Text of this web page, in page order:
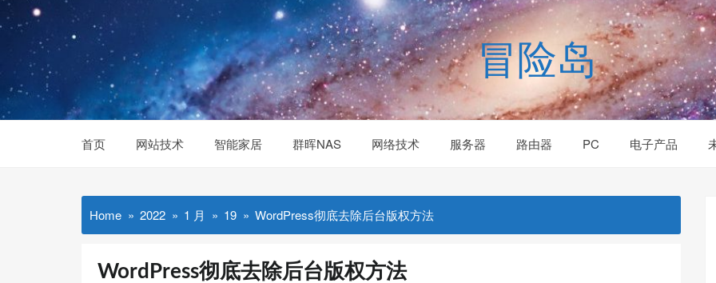
Skip
to
content
冒险岛
首页 网站技术 智能家居 群晖NAS 网络技术 服务器 路由器 PC 电子产品
Home 2022 1 月 19 WordPress彻底去除后台版权方法
WordPress彻底去除后台版权方法